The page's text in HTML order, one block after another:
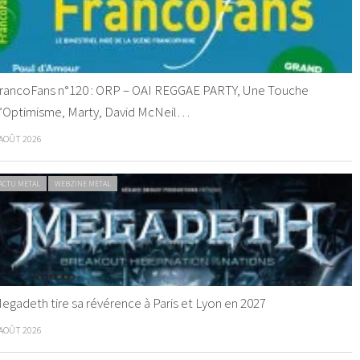
n°120 : ORP – OAI REGGAE PARTY, Une Touche
Marty, David McNeil…
2026
METAL WEBZINE METAL
tire sa révérence à Paris et Lyon en 2027
2026